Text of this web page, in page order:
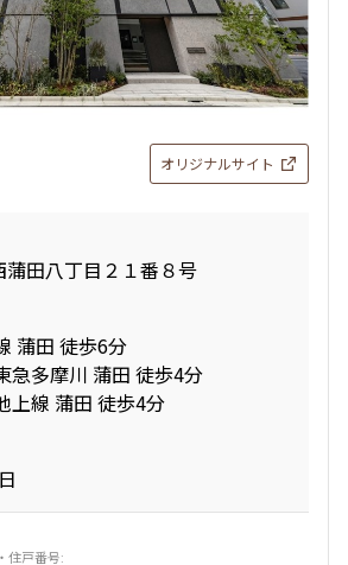
オリジナルサイト
田八丁目２１番８号
蒲田 徒歩6分
急多摩川 蒲田 徒歩4分
上線 蒲田 徒歩4分